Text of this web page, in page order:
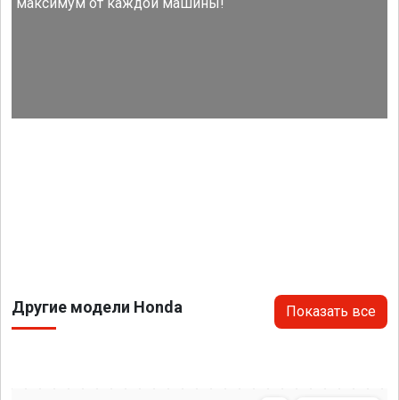
максимум от каждой машины!
Другие модели Honda Показать все